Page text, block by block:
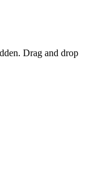
Drag and drop